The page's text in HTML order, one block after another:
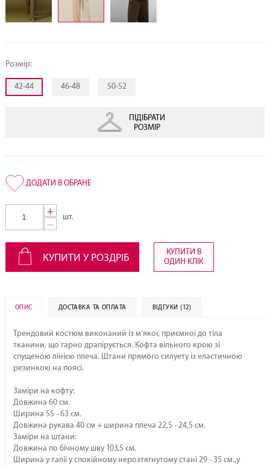
Розмір:
42-44 46-48 50-52
ПІДІБРАТИ
РОЗМІР
+
−
шт.
КУПИТИ У РОЗДРІБ
КУПИТИ В
ОДИН КЛІК
ОПИС ДОСТАВКА ТА ОПЛАТА ВІДГУКИ (12)
Трендовий костюм виконаний із м’якої, приємної до тіла
тканини, що гарно драпірується. Кофта вільного крою зі
спущеною лінією плеча. Штани прямого силуету із еластичною
резинкою на поясі.
Заміри на кофту:
Довжина 60 см.
Ширина 55 - 63 см.
Довжина рукава 40 см + ширина плеча 22,5 - 24,5 см.
Заміри на штани:
Довжина по бічному шву 103,5 см.
Ширина у талії у спокійному нерозтягнутому стані 29 - 35 см.,у